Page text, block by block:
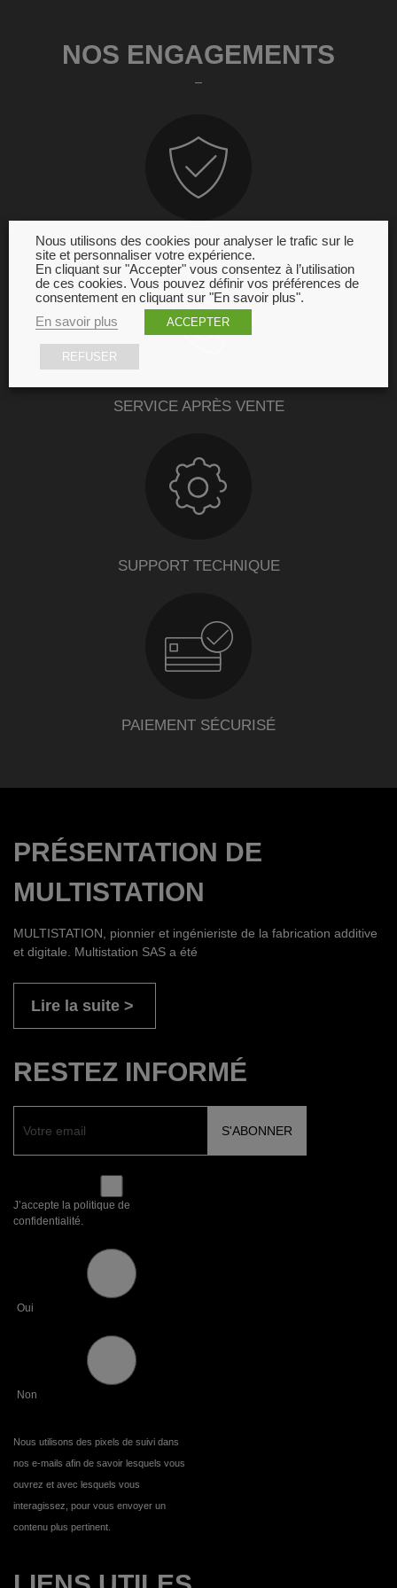
NOS ENGAGEMENTS
GARANTIE
SERVICE APRÈS VENTE
SUPPORT TECHNIQUE
PAIEMENT SÉCURISÉ
PRÉSENTATION DE
MULTISTATION
MULTISTATION, pionnier et ingénieriste de la fabrication additive
et digitale. Multistation SAS a été
Lire la suite
RESTEZ INFORMÉ
J’accepte la politique de
confidentialité.
Oui
Non
Nous utilisons des pixels de suivi dans
nos e-mails afin de savoir lesquels vous
ouvrez et avec lesquels vous
interagissez, pour vous envoyer un
contenu plus pertinent.
Nous utilisons des cookies pour analyser le trafic sur le
site et personnaliser votre expérience.
En cliquant sur "Accepter" vous consentez à l’utilisation
de ces cookies. Vous pouvez définir vos préférences de
consentement en cliquant sur "En savoir plus".
En savoir plus
ACCEPTER
REFUSER